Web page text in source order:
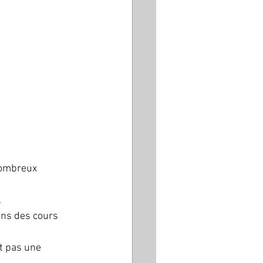
des cours
pas une